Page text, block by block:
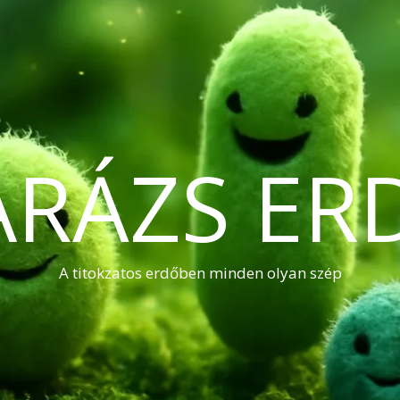
A titokzatos erdőben minden olyan szép